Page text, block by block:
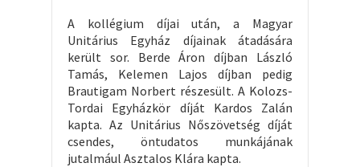
A kollégium díjai után, a Magyar
Unitárius Egyház díjainak átadására
került sor. Berde Áron díjban László
Tamás, Kelemen Lajos díjban pedig
Brautigam Norbert részesült. A Kolozs-
Tordai Egyházkör díját Kardos Zalán
kapta. Az Unitárius Nőszövetség díját
csendes, öntudatos munkájának
jutalmául Asztalos Klára kapta.